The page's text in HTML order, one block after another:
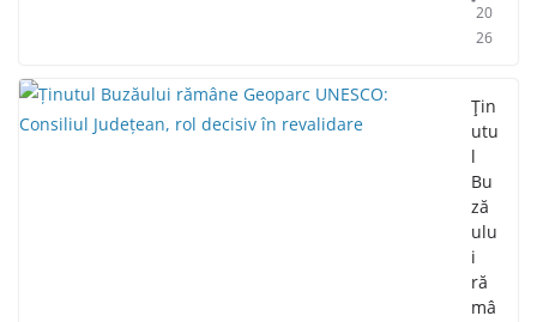
20
26
Țin
utu
l
Bu
ză
ulu
i
ră
mâ